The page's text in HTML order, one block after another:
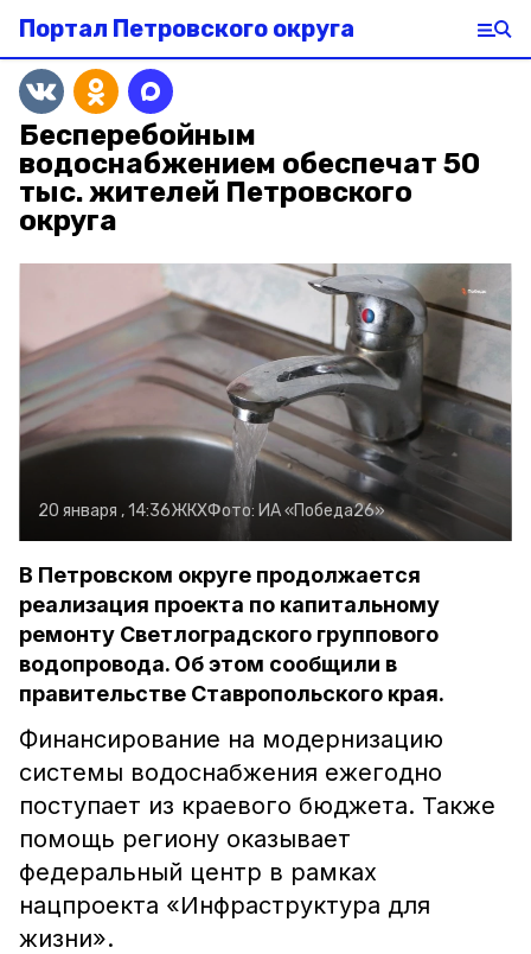
Портал Петровского округа
Бесперебойным
водоснабжением обеспечат 50
тыс. жителей Петровского
округа
20 января , 14:36ЖКХФото: ИА «Победа26»
В Петровском округе продолжается
реализация проекта по капитальному
ремонту Светлоградского группового
водопровода. Об этом сообщили в
правительстве Ставропольского края.
Финансирование на модернизацию
системы водоснабжения ежегодно
поступает из краевого бюджета. Также
помощь региону оказывает
федеральный центр в рамках
нацпроекта «Инфраструктура для
жизни».